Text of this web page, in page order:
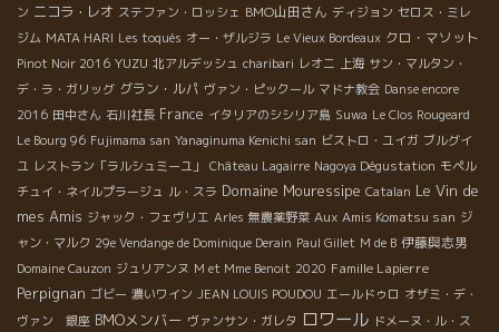
ン ニコラ・レオ ステファン・ロッシェ BMO山田さん ディジョン セロス・ミレ
ジム MATA HARI Les toqués オー・ザルジラ Le Vieux Bordeaux クロ・マソット
Pinot Noir 2016 YUZU 北アルデッシュ charibari レオニ 上海 サン・マルタン・
デ・ラ・ガリッグ グラン・ルパ ヴァン・ピックール マドナ教会 Danse encore
2016 田中さん 石川社長 France イタリアのシシリア島 Suwa Le Clos Rougeard
Le Bourg 96 Fujimama san Yanaginuma Kenichi san ビストロ・ユイガ ブルグイ
ユ レストラン「ラルシュミーユ」 Château Lagairre Nagoya Dégustation モペル
チュイ・ネイルプラージュ ル・スラ Domaine Mouressipe Catalan Le Vin de
mes Amis ジャック・フェヴリエ Arles 無農薬野菜 Aux Amis Komatsu san ジ
ャン・マルク 29e Vendange de Dominique Derain Paul Gillet M de B 伊藤與志男
Domaine Cauzon ジュリアンヌ M et Mme Benoit 2020 Famille Lapierre
Perpignan ゴビー 濃いワイン JEAN LOUIS POUDOU エールドゥロ オザミ・デ・
ヴァン 銀座 BMOメンバー ヴァンサン・ガレタ ロワール ドメーヌ・ル・ス